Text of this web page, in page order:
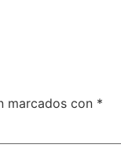
marcados con *